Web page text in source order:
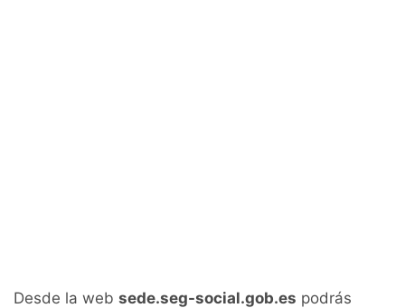
Desde la web sede.seg-social.gob.es podrás